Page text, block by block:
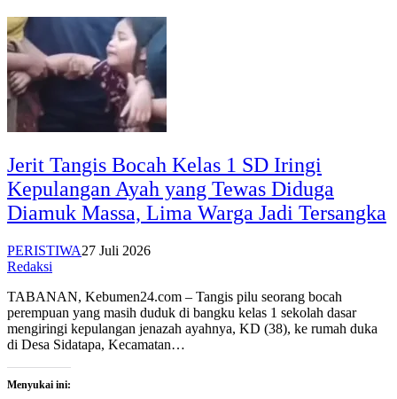
Jerit Tangis Bocah Kelas 1 SD Iringi
Kepulangan Ayah yang Tewas Diduga
Diamuk Massa, Lima Warga Jadi Tersangka
PERISTIWA27 Juli 2026
Redaksi
TABANAN, Kebumen24.com – Tangis pilu seorang bocah
perempuan yang masih duduk di bangku kelas 1 sekolah dasar
mengiringi kepulangan jenazah ayahnya, KD (38), ke rumah duka
di Desa Sidatapa, Kecamatan…
Menyukai ini: